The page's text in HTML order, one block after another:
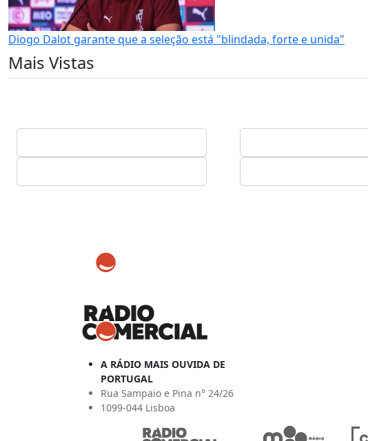
Diogo Dalot garante que a seleção está "blindada, forte e unida"
Mais Vistas
A RÁDIO MAIS OUVIDA DE
PORTUGAL
Rua Sampaio e Pina n° 24/26
1099-044 Lisboa